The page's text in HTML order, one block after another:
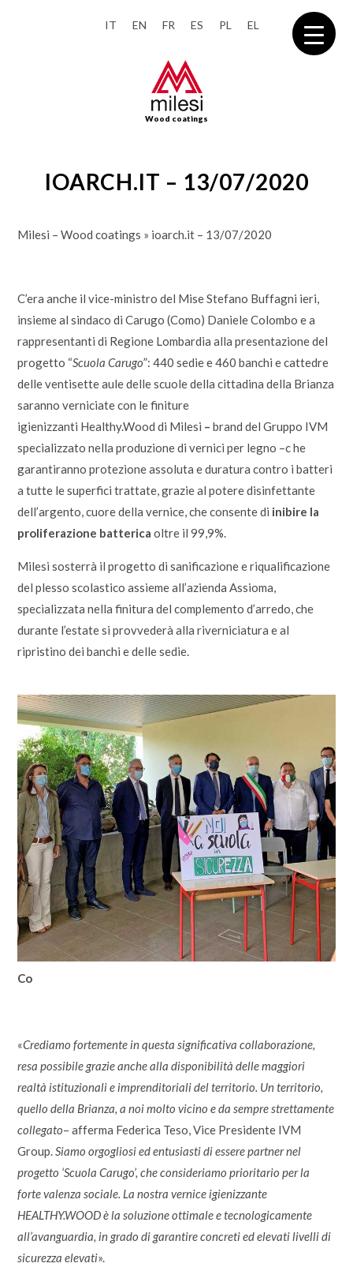
IT EN FR ES PL EL
Wood coatings
IOARCH.IT – 13/07/2020
Milesi – Wood coatings » ioarch.it – 13/07/2020
C’era anche il vice-ministro del MiseStefano Buffagni ieri,
insieme al sindaco di Carugo (Como) Daniele Colombo e a
rappresentanti di Regione Lombardia alla presentazione del
progetto “Scuola Carugo”: 440 sedie e 460 banchi e cattedre
delle ventisette aule delle scuole della cittadina della Brianza
saranno verniciate con le finiture
igienizzanti Healthy.Wooddi Milesi –brand del Gruppo IVM
specializzato nella produzione di vernici per legno –c he
garantiranno protezione assoluta e duratura contro i batteri
a tutte le superfici trattate, grazie al potere disinfettante
dell’argento, cuore della vernice, che consente di inibire la
proliferazione battericaoltre il 99,9%.
Milesi sosterrà il progetto di sanificazione e riqualificazione
del plesso scolastico assieme all’azienda Assioma,
specializzata nella finitura del complemento d’arredo, che
durante l’estate si provvederà alla riverniciatura e al
ripristino dei banchi e delle sedie.
Co
«Crediamo fortemente in questa significativa collaborazione,
resa possibile grazie anche alla disponibilità delle maggiori
realtà istituzionali e imprenditoriali del territorio. Un territorio,
quello della Brianza, a noi molto vicino e da sempre strettamente
collegato– afferma Federica Teso, Vice Presidente IVM
Group.Siamo orgogliosi ed entusiasti di essere partner nel
progetto ‘Scuola Carugo’, che consideriamo prioritario per la
forte valenza sociale. La nostra vernice igienizzante
HEALTHY.WOOD è la soluzione ottimale e tecnologicamente
all’avanguardia, in grado di garantire concreti ed elevati livelli di
sicurezza elevati».